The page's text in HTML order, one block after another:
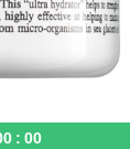
0 00